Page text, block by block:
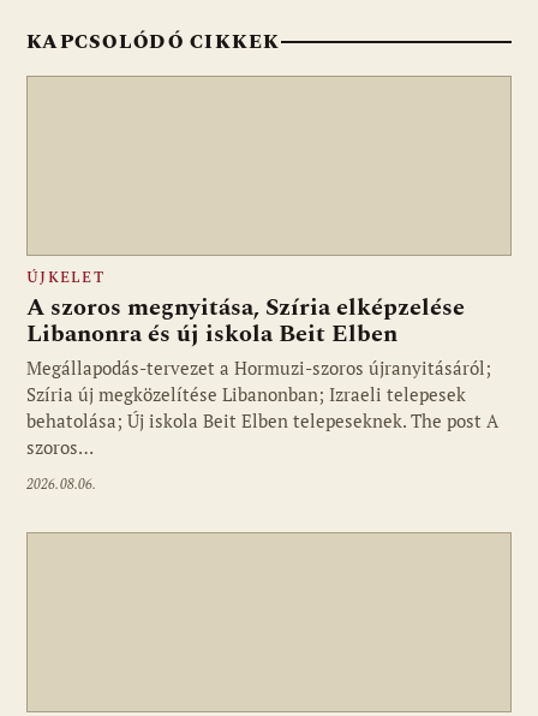
KAPCSOLÓDÓ CIKKEK
ÚJKELET
A szoros megnyitása, Szíria elképzelése
Libanonra és új iskola Beit Elben
Megállapodás-tervezet a Hormuzi-szoros újranyitásáról;
Szíria új megközelítése Libanonban; Izraeli telepesek
behatolása; Új iskola Beit Elben telepeseknek. The post A
szoros…
2026.08.06.